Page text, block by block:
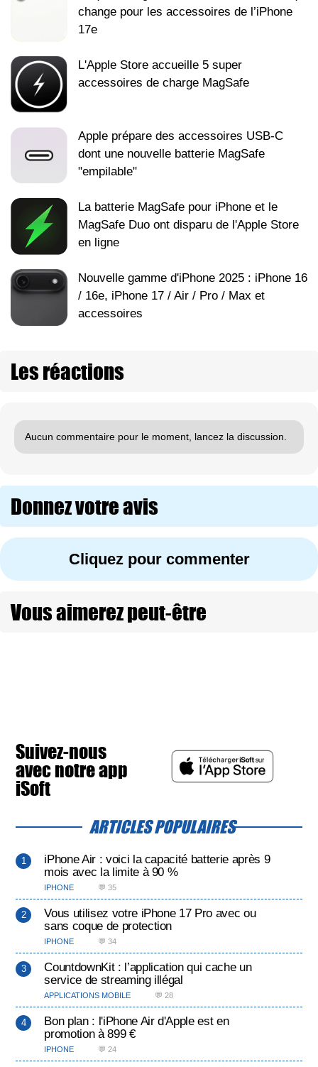
change pour les accessoires de l’iPhone
17e
L'Apple Store accueille 5 super
accessoires de charge MagSafe
Apple prépare des accessoires USB-C
dont une nouvelle batterie MagSafe
"empilable"
La batterie MagSafe pour iPhone et le
MagSafe Duo ont disparu de l'Apple Store
en ligne
Nouvelle gamme d'iPhone 2025 : iPhone 16
/ 16e, iPhone 17 / Air / Pro / Max et
accessoires
Les réactions
Aucun commentaire pour le moment, lancez la discussion.
Donnez votre avis
Cliquez pour commenter
Vous aimerez peut-être
Suivez-nous
avec notre app
iSoft
ARTICLES POPULAIRES
iPhone Air : voici la capacité batterie après 9
mois avec la limite à 90 %
IPHONE 💬 35
Vous utilisez votre iPhone 17 Pro avec ou
sans coque de protection
IPHONE 💬 34
CountdownKit : l’application qui cache un
service de streaming illégal
APPLICATIONS MOBILE 💬 28
Bon plan : l'iPhone Air d'Apple est en
promotion à 899 €
IPHONE 💬 24